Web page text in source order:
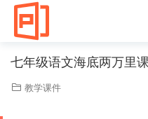
七年级语文海底两万里
教学课件